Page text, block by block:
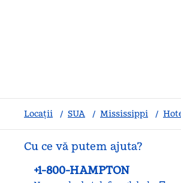
Locații / SUA / Mississippi /
Cu ce vă putem ajuta?
Telefon:
+1-800-HAMPTON